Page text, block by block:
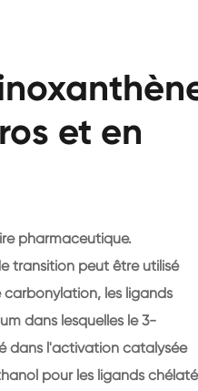
et en
pharmaceutique.
transition peut être utilisé
les ligands
dans lesquelles le 3-
dans l'activation catalysée
pour les ligands